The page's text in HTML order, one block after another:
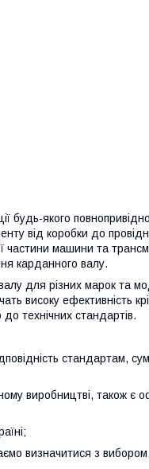
якого
від коробки до
машини та
карданного валу.
для різних марок та
високу ефективність
до технічних стандартів.
стандартам,
виробництві, також є
визначитися з